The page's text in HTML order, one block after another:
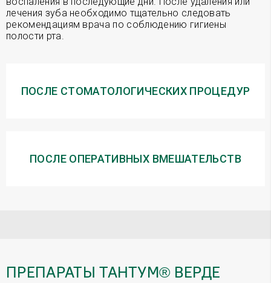
лечения зуба необходимо тщательно следовать
рекомендациям врача по соблюдению гигиены
полости рта.
ПОСЛЕ СТОМАТОЛОГИЧЕСКИХ ПРОЦЕДУР
ПОСЛЕ ОПЕРАТИВНЫХ ВМЕШАТЕЛЬСТВ
ПРЕПАРАТЫ ТАНТУМ® ВЕРДЕ